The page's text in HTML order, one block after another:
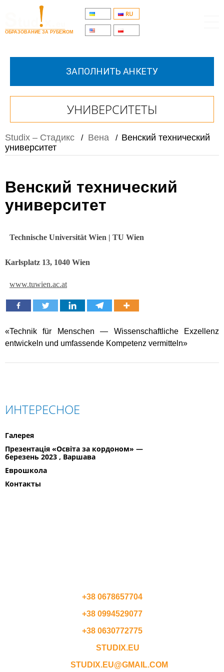
ОБРАЗОВАНИЕ ЗА РУБЕЖОМ
RU
ЗАПОЛНИТЬ АНКЕТУ
УНИВЕРСИТЕТЫ
Studix – Стадикс / Вена / Венский технический
университет
Венский технический
университет
Technische Universität Wien | TU Wien
Karlsplatz 13, 1040 Wien
www.tuwien.ac.at
«Technik für Menschen — Wissenschaftliche Exzellenz
entwickeln und umfassende Kompetenz vermitteln»
ИНТЕРЕСНОЕ
Галерея
Презентація «Освіта за кордоном» —
березень 2023 , Варшава
Еврошкола
Контакты
+38 0678657704
+38 0994529077
+38 0630772775
STUDIX.EU
STUDIX.EU@GMAIL.COM